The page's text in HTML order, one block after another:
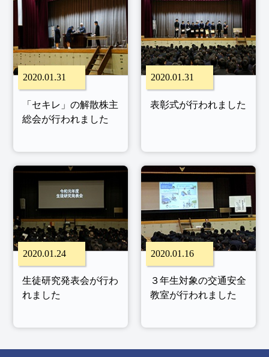
2020.01.31
「セキレ」の解散株主
総会が行われました
2020.01.31
表彰式が行われました
2020.01.24
生徒研究発表会が行わ
れました
2020.01.16
３年生対象の交通安全
教室が行われました